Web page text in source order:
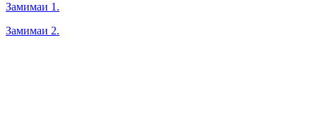
Замимаи 1.
Замимаи 2.